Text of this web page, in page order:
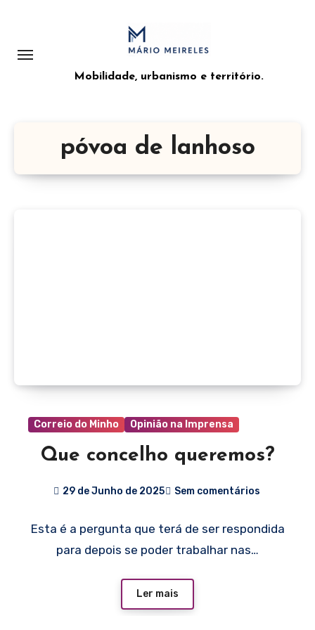
Mobilidade, urbanismo e território.
póvoa de lanhoso
Correio do Minho Opinião na Imprensa
Que concelho queremos?
29 de Junho de 2025 Sem comentários
Esta é a pergunta que terá de ser respondida
para depois se poder trabalhar nas…
Ler mais